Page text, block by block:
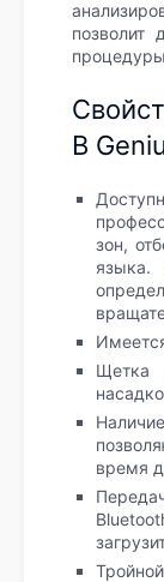
позволит
B
зон,
Щетка
время